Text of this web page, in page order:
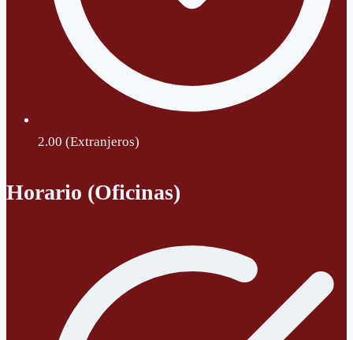
2.00 (Extranjeros)
Horario (Oficinas)